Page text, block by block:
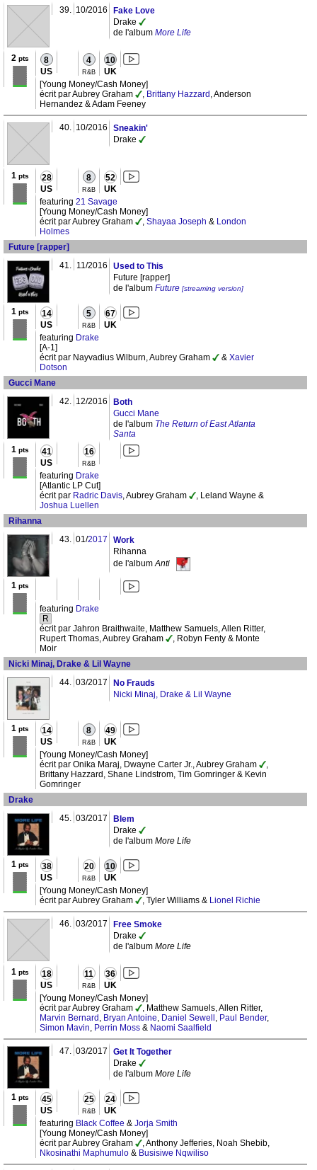
39.
10/2016
Fake Love
Drake
de l'album More Life
2 pts 8
US
4
R&B
10
UK
[Young Money/Cash Money]
écrit par Aubrey Graham
Brittany Hazzard , Anderson
Hernandez & Adam Feeney
40. 10/2016
Sneakin'
Drake
1 pts 28
US
8
R&B
52
UK
featuring 21 Savage
[Young Money/Cash Money]
écrit par Aubrey Graham
Shayaa Joseph & London
Holmes
Future [rapper]
41.
11/2016
Used to This
Future [rapper]
de l'album Future [streaming version]
1 pts 14
US
5
R&B
67
UK
featuring Drake
[A-1]
écrit par Nayvadius Wilburn, Aubrey Graham
& Xavier
Dotson
Gucci Mane
42.
12/2016
Both
Gucci Mane
de l'album The Return of East Atlanta
Santa
1 pts 41
US
16
R&B
featuring Drake
[Atlantic LP Cut]
écrit par Radric Davis , Aubrey Graham
, Leland Wayne &
Joshua Luellen
Rihanna
43.
01/2017
Work
Rihanna
de l'album Anti
1 pts
featuring Drake
R
écrit par Jahron Braithwaite, Matthew Samuels, Allen Ritter,
Rupert Thomas, Aubrey Graham
, Robyn Fenty & Monte
Moir
Nicki Minaj, Drake & Lil Wayne
44.
03/2017
No Frauds
Nicki Minaj, Drake & Lil Wayne
1 pts 14
US
8
R&B
49
UK
[Young Money/Cash Money]
écrit par Onika Maraj, Dwayne Carter Jr., Aubrey Graham
Brittany Hazzard, Shane Lindstrom, Tim Gomringer & Kevin
Gomringer
Drake
45.
03/2017
Blem
Drake
de l'album More Life
1 pts 38
US
20
R&B
10
UK
[Young Money/Cash Money]
écrit par Aubrey Graham
, Tyler Williams & Lionel Richie
46. 03/2017
Free Smoke
Drake
de l'album More Life
1 pts 18
US
11
R&B
36
UK
[Young Money/Cash Money]
écrit par Aubrey Graham
, Matthew Samuels, Allen Ritter,
Marvin Bernard Bryan Antoine Daniel Sewell Paul Bender,
Simon Mavin Perrin Moss & Naomi Saalfield
47. 03/2017
Get It Together
Drake
de l'album More Life
1 pts 45
US
25
R&B
24
UK
featuring Black Coffee & Jorja Smith
[Young Money/Cash Money]
écrit par Aubrey Graham
, Anthony Jefferies, Noah Shebib,
Nkosinathi Maphumulo & Busisiwe Nqwiliso